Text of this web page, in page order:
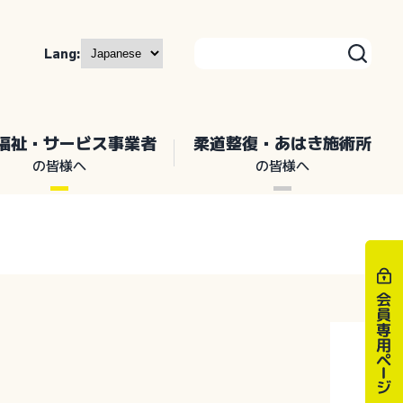
Lang:
祉・サービス事業者
の皆様へ
柔道整復・あはき施術所
の皆様へ